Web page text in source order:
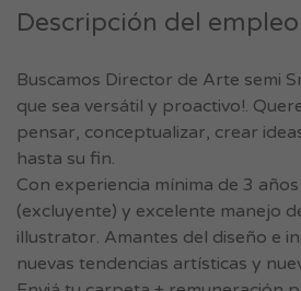
Descripción del
Buscamos Director de Arte semi
que sea versátil y proactivo!.
pensar, conceptualizar, crear
hasta su fin.
Con experiencia mínima de 3
(excluyente) y excelente manejo
illustrator. Amantes del diseño e
nuevas tendencias artísticas y